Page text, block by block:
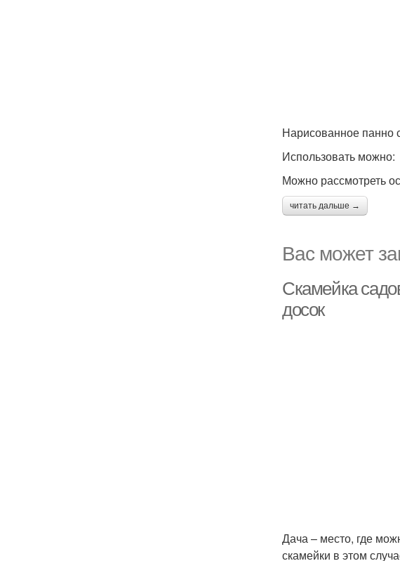
Нарисованное панно
Использовать можно:
Можно рассмотреть
читать дальше →
Вас может
Скамейка
досок
Дача – место, где
скамейки в этом